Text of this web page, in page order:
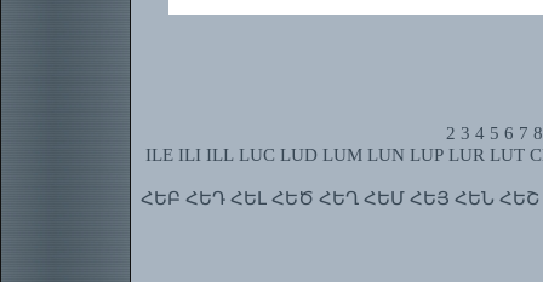
2 3 4 5 6 7 8
ILE ILI ILL LUC LUD LUM LUN LUP LUR LUT
ՀԵԲ ՀԵԴ ՀԵԼ ՀԵԾ ՀԵՂ ՀԵՄ ՀԵՅ ՀԵՆ ՀԵՇ